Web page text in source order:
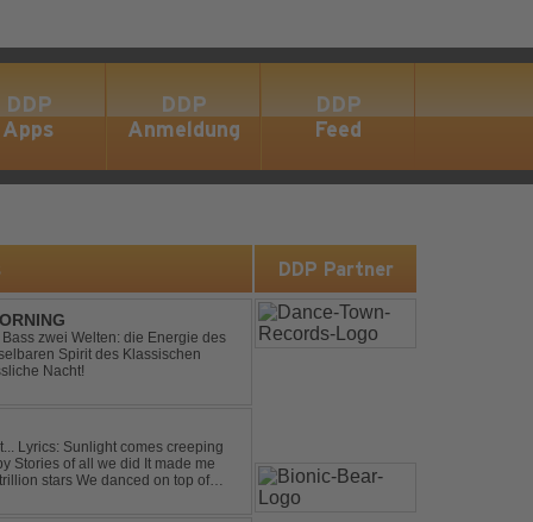
DDP
Apps
DDP
Anmeldung
DDP
Feed
zwei Welten: die Energie des
Spirit des Klassischen
Nacht!
DDP Partner